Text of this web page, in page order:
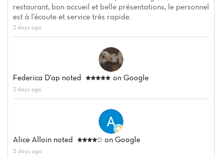
restaurant, bon accueil et belle présentations, le personnel
est à l'écoute et service très rapide.
2 days ago
Federica D'ap noted on Google
2 days ago
Alice Alloin noted on Google
3 days ago